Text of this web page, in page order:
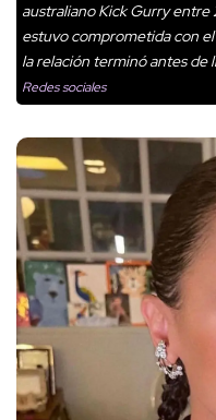
australiano Kick Gurry
estuvo comprometida con
la relación terminó antes de
Redes sociales